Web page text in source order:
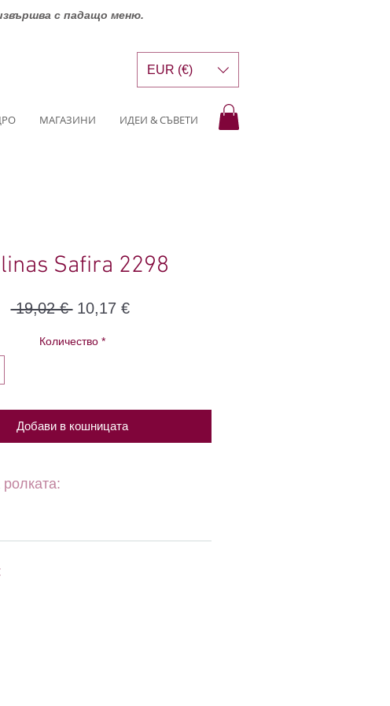
с падащо меню.
МАГАЗИНИ ИДЕИ & СЪВЕТИ
EUR (€)
Safira 2298
19,02 € Редовна
10,17 €Продажна
Количество *
Добави в кошницата